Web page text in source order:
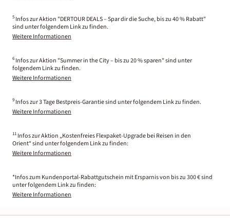
5 Infos zur Aktion "DERTOUR DEALS – Spar dir die Suche, bis zu 40 % Rabatt"
sind unter folgendem Link zu finden.
Weitere Informationen
6 Infos zur Aktion "Summer in the City – bis zu 20 % sparen" sind unter
folgendem Link zu finden.
Weitere Informationen
9 Infos zur 3 Tage Bestpreis-Garantie sind unter folgendem Link zu finden.
Weitere Informationen
11 Infos zur Aktion „Kostenfreies Flexpaket-Upgrade bei Reisen in den
Orient“ sind unter folgendem Link zu finden:
Weitere Informationen
*Infos zum Kundenportal-Rabattgutschein mit Ersparnis von bis zu 300 € sind
unter folgendem Link zu finden:
Weitere Informationen